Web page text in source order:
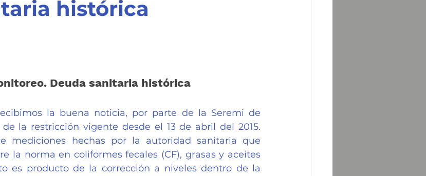
histórica
Deuda sanitaria histórica
la buena noticia, por parte de la Seremi de
la restricción vigente desde el 13 de abril del 2015.
mediciones hechas por la autoridad sanitaria que
la norma en coliformes fecales (CF), grasas y aceites
es producto de la corrección a niveles dentro de la